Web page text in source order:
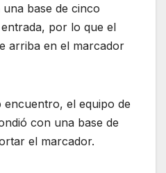
base de cinco
por lo que el
arriba en el marcador
encuentro, el equipo de
con una base de
el marcador.